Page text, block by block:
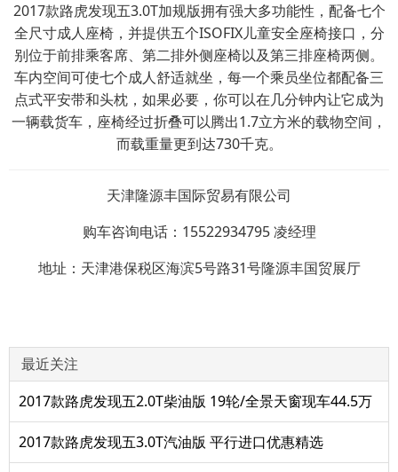
2017款路虎发现五3.0T加规版拥有强大多功能性，配备七个
全尺寸成人座椅，并提供五个ISOFIX儿童安全座椅接口，分
别位于前排乘客席、第二排外侧座椅以及第三排座椅两侧。
车内空间可使七个成人舒适就坐，每一个乘员坐位都配备三
点式平安带和头枕，如果必要，你可以在几分钟内让它成为
一辆载货车，座椅经过折叠可以腾出1.7立方米的载物空间，
而载重量更到达730千克。
天津隆源丰国际贸易有限公司
购车咨询电话：15522934795 凌经理
地址：天津港保税区海滨5号路31号隆源丰国贸展厅
最近关注
2017款路虎发现五2.0T柴油版 19轮/全景天窗现车44.5万
2017款路虎发现五3.0T汽油版 平行进口优惠精选